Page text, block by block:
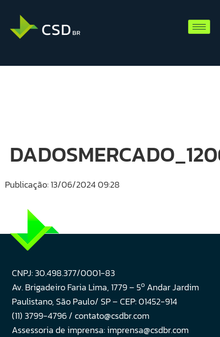
Publicação: 13/06/2024 09:28
CNPJ: 30.498.377/0001-83
Av. Brigadeiro Faria Lima, 1779 – 5o Andar Jardim
Paulistano, São Paulo/ SP – CEP: 01452-914
(11) 3799-4796 / contato@csdbr.com
Assessoria de imprensa: imprensa@csdbr.com